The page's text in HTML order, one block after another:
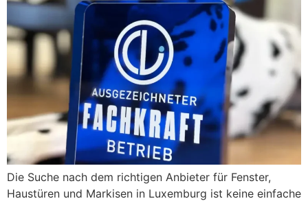
Die Suche nach dem richtigen Anbieter für Fenster,
Haustüren und Markisen in Luxemburg ist keine einfache